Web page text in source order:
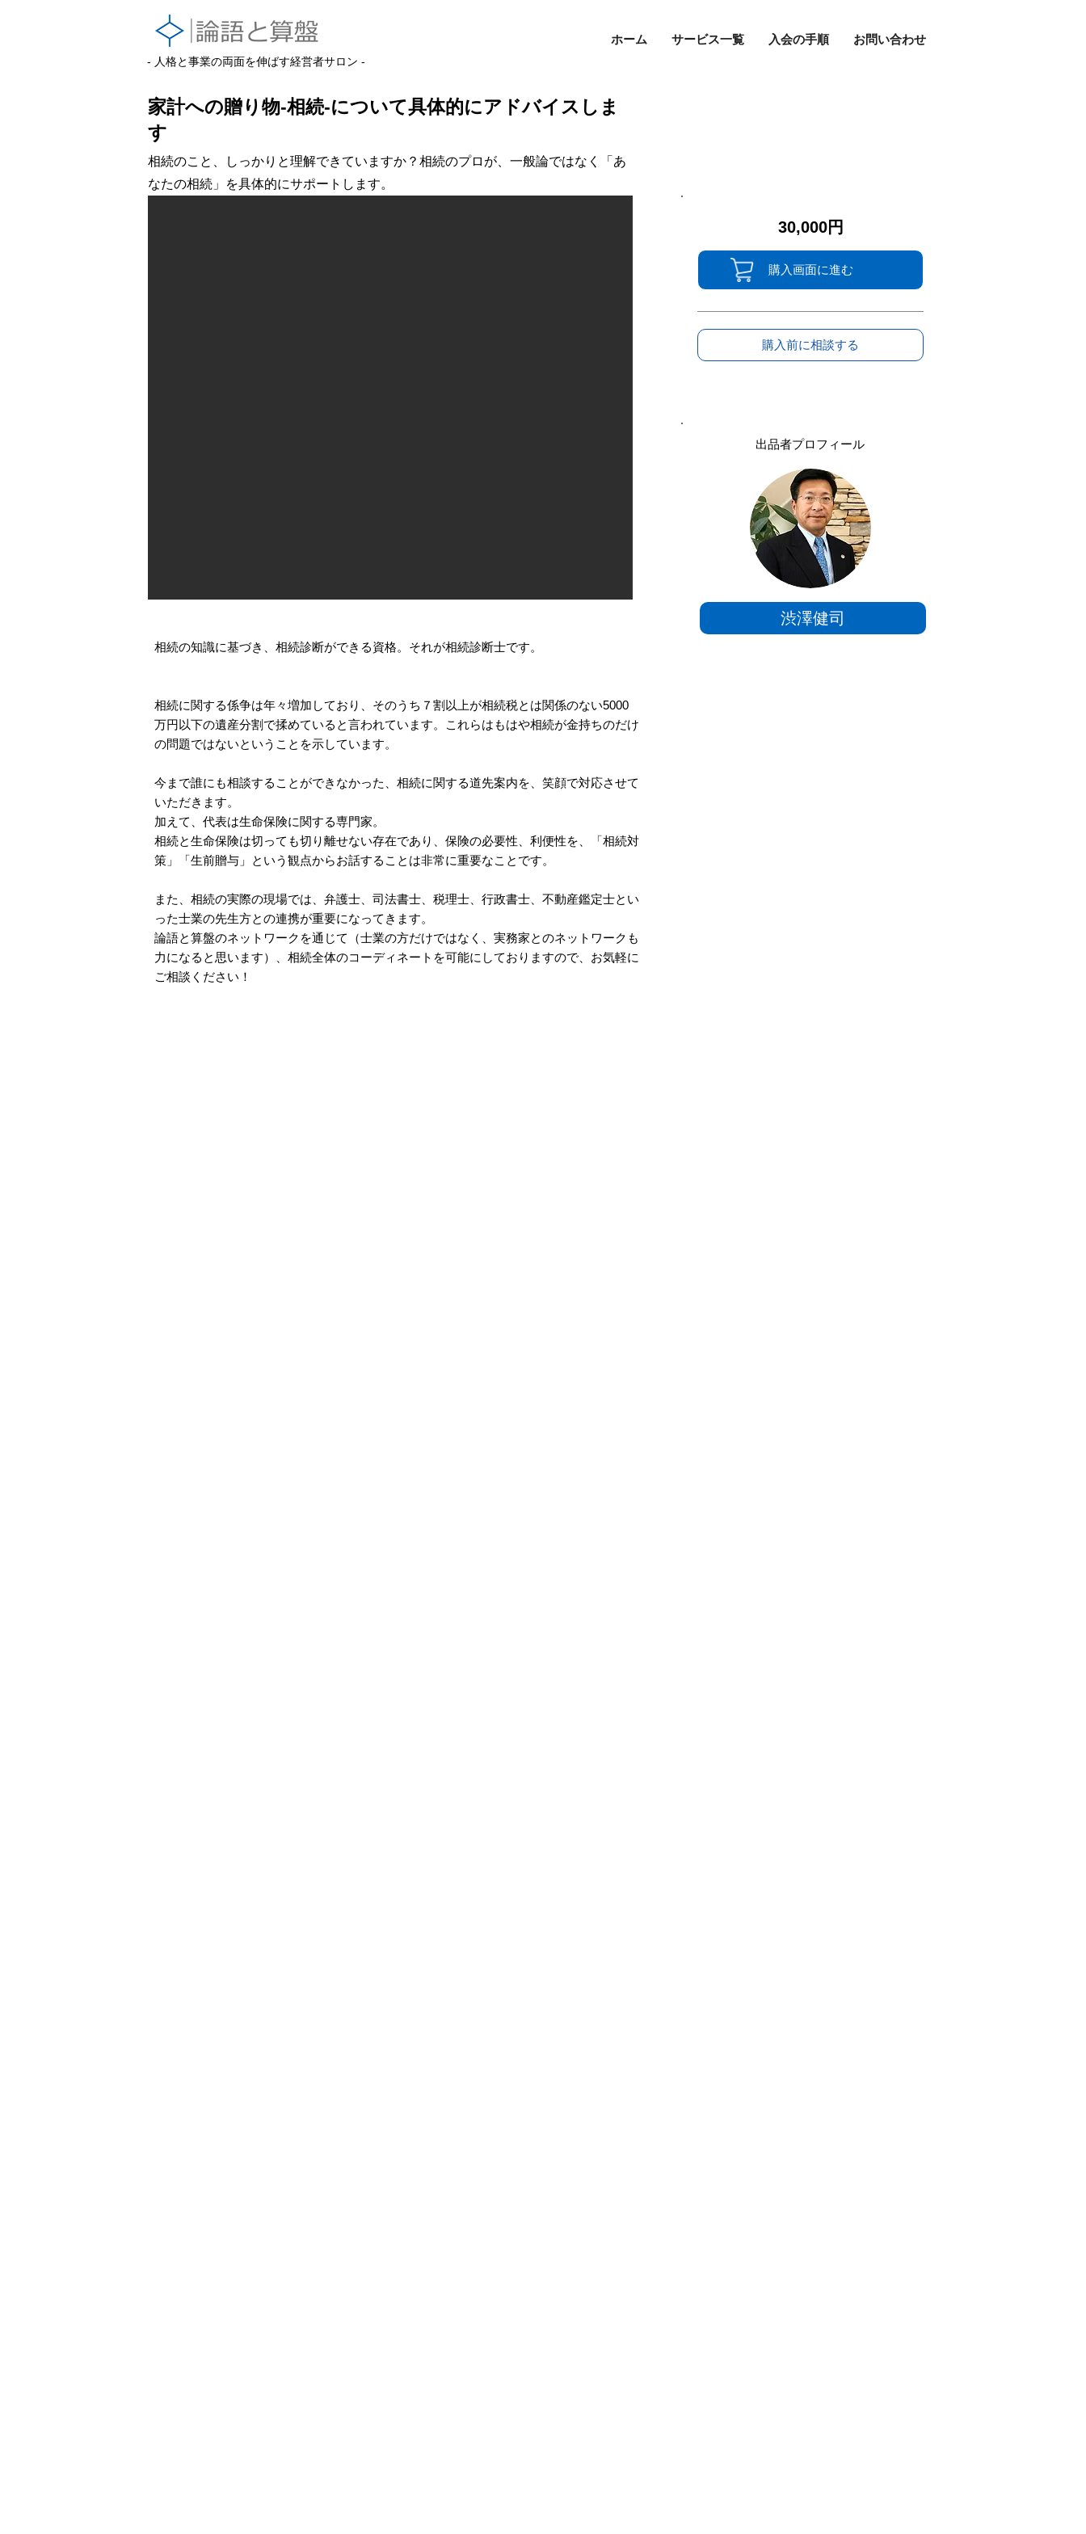
- 人格と事業の両面を伸ばす経営者サロン -
ホーム サービス一覧 入会の手順 お問い合わせ
家計への贈り物-相続-について具体的にアドバイスしま
す
相続のこと、しっかりと理解できていますか？相続のプロが、一般論ではなく「あ
なたの相続」を具体的にサポートします。
相続の知識に基づき、相続診断ができる資格。それが相続診断士です。
相続に関する係争は年々増加しており、そのうち７割以上が相続税とは関係のない5000
万円以下の遺産分割で揉めていると言われています。これらはもはや相続が金持ちのだけ
の問題ではないということを示しています。
今まで誰にも相談することができなかった、相続に関する道先案内を、笑顔で対応させて
いただきます。
加えて、代表は生命保険に関する専門家。
相続と生命保険は切っても切り離せない存在であり、保険の必要性、利便性を、「相続対
策」「生前贈与」という観点からお話することは非常に重要なことです。
また、相続の実際の現場では、弁護士、司法書士、税理士、行政書士、不動産鑑定士とい
った士業の先生方との連携が重要になってきます。
論語と算盤のネットワークを通じて（士業の方だけではなく、実務家とのネットワークも
力になると思います）、相続全体のコーディネートを可能にしておりますので、お気軽に
ご相談ください！
30,000円
購入画面に進む
購入前に相談する
出品者プロフィール
渋澤健司